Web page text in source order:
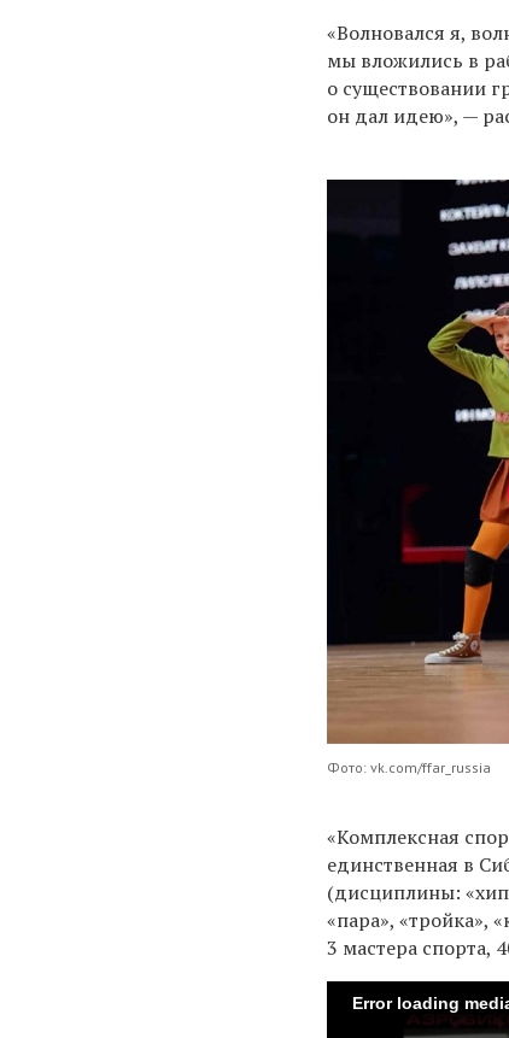
«Волновался я,
мы вложились в
о существовании
он дал идею», —
Фото: vk.com/ffar_russia
«Комплексная
единственная в
(дисциплины:
«пара», «тройка»,
3 мастера спорта,
Error loading